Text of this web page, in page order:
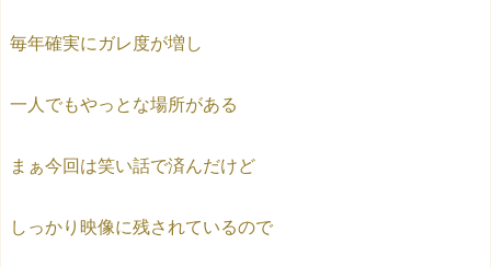
毎年確実にガレ度が増し
一人でもやっとな場所がある
まぁ今回は笑い話で済んだけど
しっかり映像に残されているので